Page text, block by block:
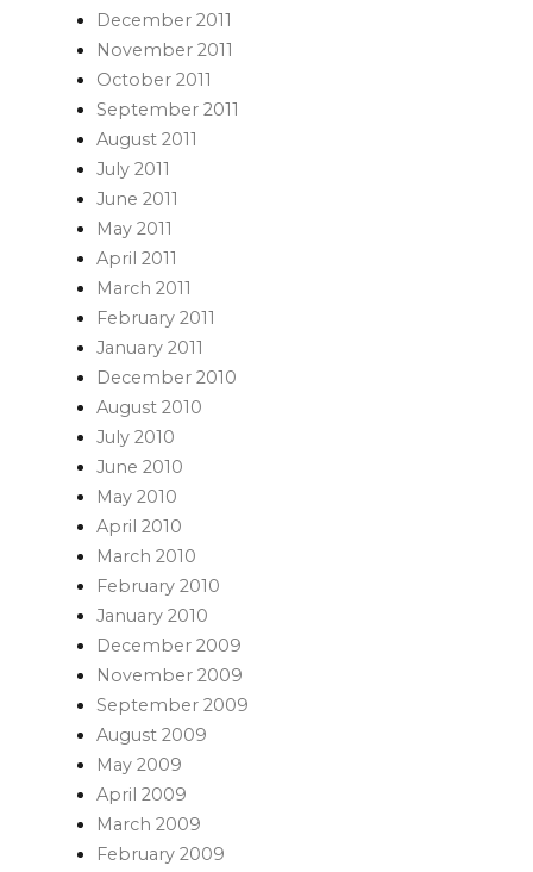
December 2011
November 2011
October 2011
September 2011
August 2011
July 2011
June 2011
May 2011
April 2011
March 2011
February 2011
January 2011
December 2010
August 2010
July 2010
June 2010
May 2010
April 2010
March 2010
February 2010
January 2010
December 2009
November 2009
September 2009
August 2009
May 2009
April 2009
March 2009
February 2009